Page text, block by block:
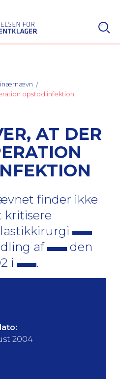
opstod infektion
AT DER
finder ikke
kritisere
af
den
i
.
2004